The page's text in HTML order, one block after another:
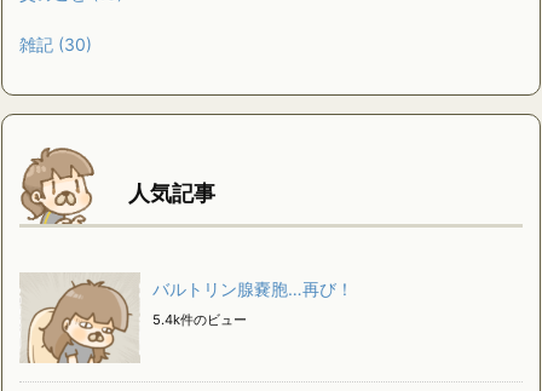
雑記 (30)
人気記事
バルトリン腺嚢胞…再び！
5.4k件のビュー